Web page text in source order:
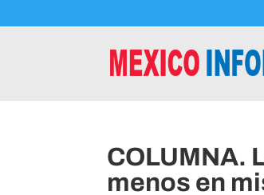
COLUMNA.
menos en